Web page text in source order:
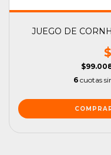
JUEGO DE
6 cuotas